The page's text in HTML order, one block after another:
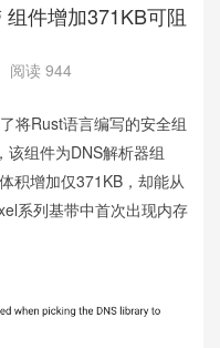
件增加371KB可阻
阅读 944
将Rust语言编写的安全组
组件为DNS解析器组
积增加仅371KB，却能从
系列基带中首次出现内存